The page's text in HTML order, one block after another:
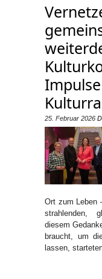
25. Februar 2026
Ort zum Leben
strahlenden,
diesem
braucht, um
lassen,